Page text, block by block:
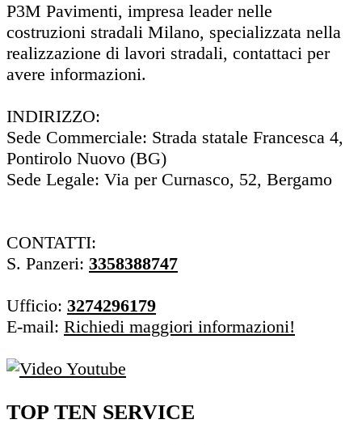
P3M Pavimenti, impresa leader nelle
costruzioni stradali Milano, specializzata nella
realizzazione di lavori stradali, contattaci per
avere informazioni.
INDIRIZZO:
Sede Commerciale: Strada statale Francesca 4,
Pontirolo Nuovo (BG)
Sede Legale: Via per Curnasco, 52, Bergamo
CONTATTI:
S. Panzeri: 3358388747
Ufficio: 3274296179
E-mail: Richiedi maggiori informazioni!
TOP TEN SERVICE